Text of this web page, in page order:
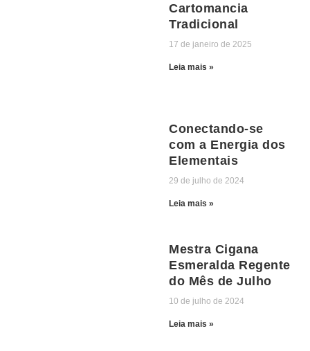
Cartomancia
Tradicional
17 de janeiro de 2025
Leia mais »
Conectando-se
com a Energia dos
Elementais
29 de julho de 2024
Leia mais »
Mestra Cigana
Esmeralda Regente
do Mês de Julho
10 de julho de 2024
Leia mais »